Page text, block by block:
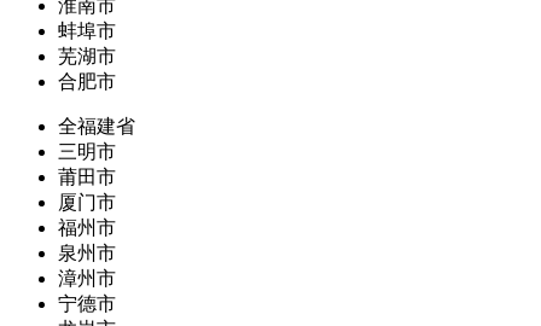
淮南市
蚌埠市
芜湖市
合肥市
全福建省
三明市
莆田市
厦门市
福州市
泉州市
漳州市
宁德市